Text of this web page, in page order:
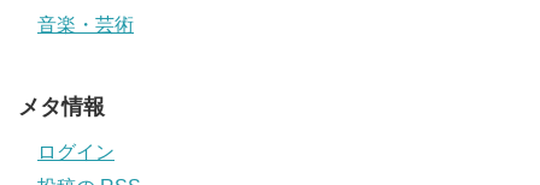
音楽・芸術
メタ情報
ログイン